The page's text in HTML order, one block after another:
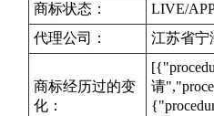
商标状态：
LIVE/
代理公司：
江苏省宁
商标经历过的变
化：
请